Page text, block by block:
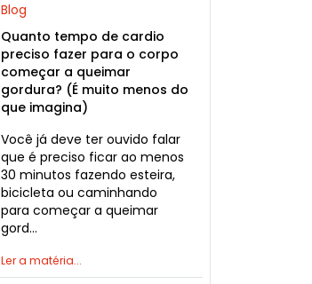
Blog
Quanto tempo de cardio
preciso fazer para o corpo
começar a queimar
gordura? (É muito menos do
que imagina)
Você já deve ter ouvido falar
que é preciso ficar ao menos
30 minutos fazendo esteira,
bicicleta ou caminhando
para começar a queimar
gord…
Ler a matéria...